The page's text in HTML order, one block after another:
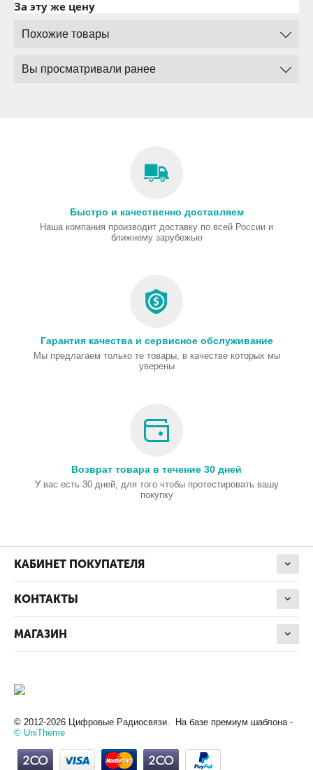
За эту же цену
Похожие товары
Вы просматривали ранее
Быстро и качественно доставляем
Наша компания производит доставку по всей России и
ближнему зарубежью
Гарантия качества и сервисное обслуживание
Мы предлагаем только те товары, в качестве которых мы
уверены
Возврат товара в течение 30 дней
У вас есть 30 дней, для того чтобы протестировать вашу
покупку
КАБИНЕТ ПОКУПАТЕЛЯ
КОНТАКТЫ
МАГАЗИН
© 2012-2026 Цифровые Радиосвязи. На базе премиум шаблона -
© UniTheme